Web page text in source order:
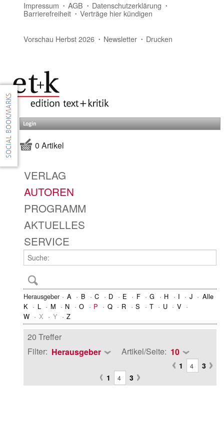
Impressum AGB Datenschutzerklärung
Barrierefreiheit Verträge hier kündigen
Vorschau Herbst 2026 Newsletter Drucken
Login
0 Artikel
VERLAG
AUTOREN
PROGRAMM
AKTUELLES
SERVICE
Alle
Herausgeber A B C D E F G H I
J
K
L M N O P Q R S T U
V
W
X Y Z
20 Treffer
Filter: Herausgeber Artikel/Seite: 10
1
3
1
3